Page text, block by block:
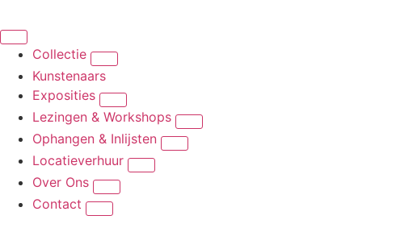
Collectie
Kunstenaars
Exposities
Lezingen & Workshops
Ophangen & Inlijsten
Locatieverhuur
Over Ons
Contact